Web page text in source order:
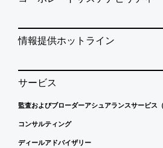
情報提供ホットライン
サービス
監査およびブローダーアシュアランスサービス
コンサルティング
ディールアドバイザリー